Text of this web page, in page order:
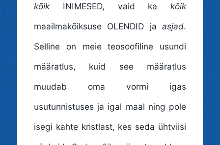
kõikINIMESED, vaid ka kõik
maailmakõiksuse OLENDID ja asjad.
Selline on meie teosoofiline usundi
määratlus, kuid see määratlus
muudab oma vormi igas
usutunnistuses ja igal maal ning pole
isegi kahte kristlast, kes seda ühtviisi